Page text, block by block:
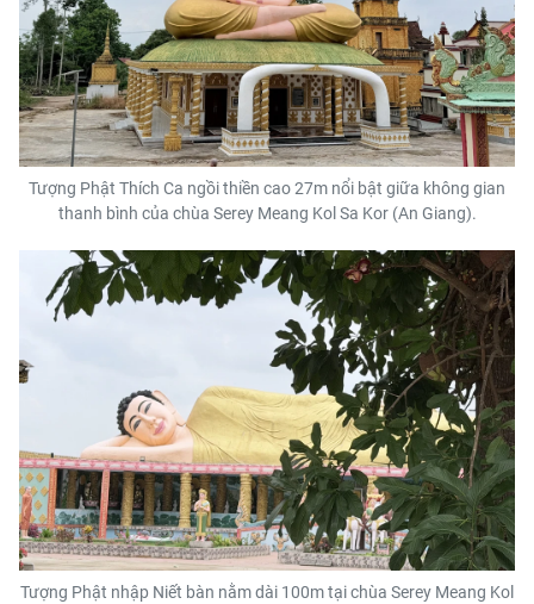
Tượng Phật Thích Ca ngồi thiền cao 27m nổi bật giữa không gian
thanh bình của chùa Serey Meang Kol Sa Kor (An Giang).
Tượng Phật nhập Niết bàn nằm dài 100m tại chùa Serey Meang Kol